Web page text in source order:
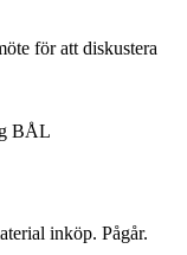
för att diskustera
BÅL
inköp. Pågår.